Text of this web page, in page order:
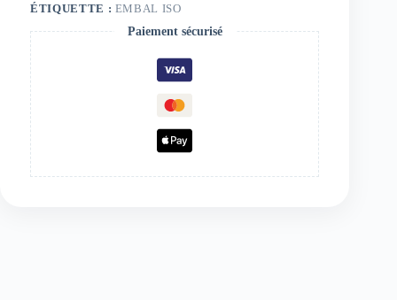
ÉTIQUETTE : EMBAL ISO
Paiement sécurisé